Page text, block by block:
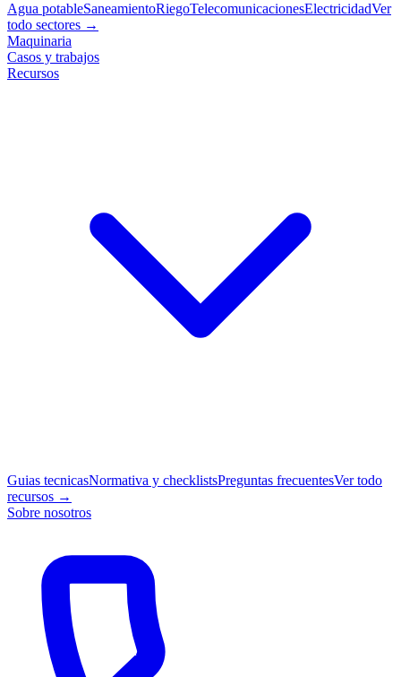
Agua potableSaneamientoRiegoTelecomunicacionesElectricidadVer
todo sectores →
Maquinaria
Casos y trabajos
Recursos
Guias tecnicasNormativa y checklistsPreguntas frecuentesVer todo
recursos →
Sobre nosotros